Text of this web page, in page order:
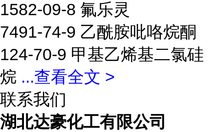
1582-09-8 氟乐灵
7491-74-9 乙酰胺吡咯烷酮
124-70-9 甲基乙烯基二氯硅
烷 ...查看全文 >
联系我们
湖北达豪化工有限公司